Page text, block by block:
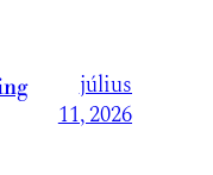
július
11, 2026